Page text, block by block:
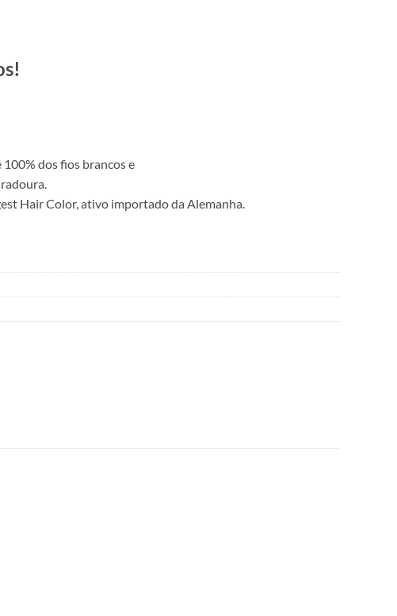
dos fios brancos e
Hair Color, ativo importado da Alemanha.